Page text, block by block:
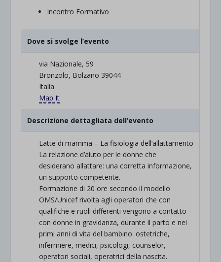
Incontro Formativo
Dove si svolge l’evento
via Nazionale, 59
Bronzolo, Bolzano 39044
Italia
Map It
Descrizione dettagliata dell’evento
Latte di mamma – La fisiologia dell’allattamento
La relazione d’aiuto per le donne che
desiderano allattare: una corretta informazione,
un supporto competente.
Formazione di 20 ore secondo il modello
OMS/Unicef rivolta agli operatori che con
qualifiche e ruoli differenti vengono a contatto
con donne in gravidanza, durante il parto e nei
primi anni di vita del bambino: ostetriche,
infermiere, medici, psicologi, counselor,
operatori sociali, operatrici della nascita.